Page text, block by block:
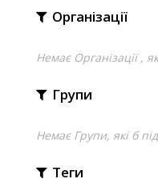
Організації
Немає Організації ,
Групи
Немає Групи, які б
Теги